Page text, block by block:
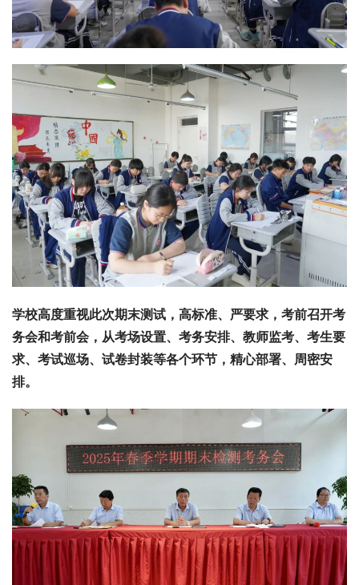
学校高度重视此次期末测试，高标准、严要求，考前召开考
务会和考前会，从考场设置、考务安排、教师监考、考生要
求、考试巡场、试卷封装等各个环节，精心部署、周密安
排。